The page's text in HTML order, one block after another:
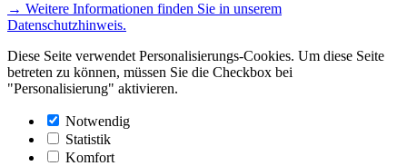
→ Weitere Informationen finden Sie in unserem
Datenschutzhinweis.
Diese Seite verwendet Personalisierungs-Cookies. Um diese Seite
betreten zu können, müssen Sie die Checkbox bei
"Personalisierung" aktivieren.
Notwendig
Statistik
Komfort